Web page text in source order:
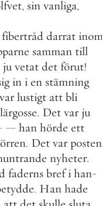
, sin vanliga,
fibertråd darrat
samman till
ju vetat det förut!
in i en stämning
var lustigt att bli
lärgosse. Det var ju
— han hörde ett
. Det var posten
nyheter.
faderns bref i han-
. Han hade